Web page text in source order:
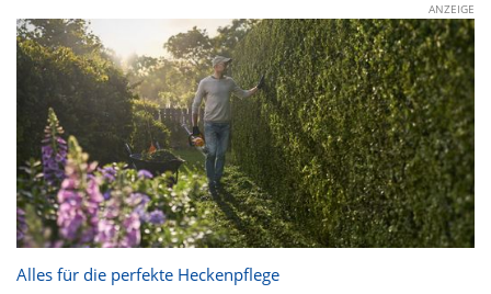
ANZEIGE
Alles für die perfekte Heckenpflege